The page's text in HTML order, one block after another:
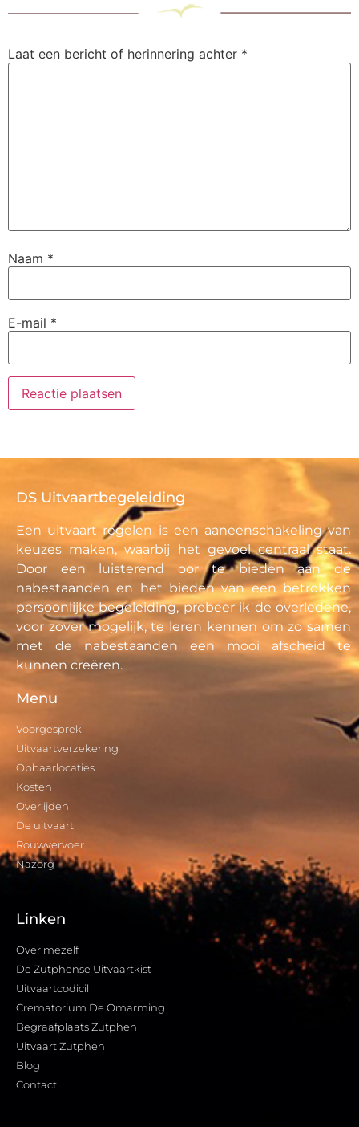
Naam *
E-mail *
DS Uitvaartbegeleiding
Een uitvaart regelen is een aaneenschakeling van
keuzes maken, waarbij het gevoel centraal staat.
Door een luisterend oor te bieden aan de
nabestaanden en het bieden van een betrokken
persoonlijke begeleiding, probeer ik de overledene,
voor zover mogelijk, te leren kennen om zo samen
met de nabestaanden een mooi afscheid te
kunnen creëren.
Menu
Voorgesprek
Uitvaartverzekering
Opbaarlocaties
Kosten
Overlijden
De uitvaart
Rouwvervoer
Nazorg
Linken
Over mezelf
De Zutphense Uitvaartkist
Uitvaartcodicil
Crematorium De Omarming
Begraafplaats Zutphen
Uitvaart Zutphen
Blog
Contact